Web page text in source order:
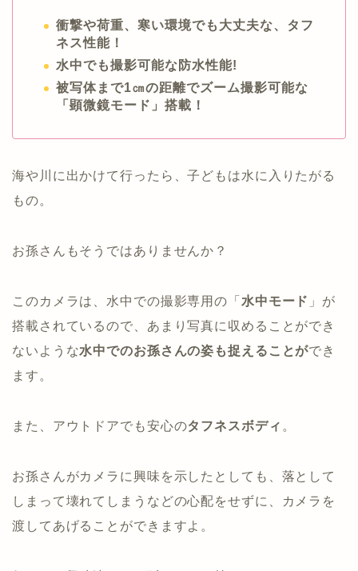
衝撃や荷重、寒い環境でも大丈夫な、タフ
ネス性能！
水中でも撮影可能な防水性能!
被写体まで1㎝の距離でズーム撮影可能な
「顕微鏡モード」搭載！
海や川に出かけて行ったら、子どもは水に入りたがる
もの。
お孫さんもそうではありませんか？
このカメラは、水中での撮影専用の「 水中モード 」が
搭載されているので、あまり写真に収めることができ
ないような水中でのお孫さんの姿も捉えることができ
ます。
また、アウトドアでも安心のタフネスボディ 。
お孫さんがカメラに興味を示したとしても、落として
しまって壊れてしまうなどの心配をせずに、カメラを
渡してあげることができますよ。